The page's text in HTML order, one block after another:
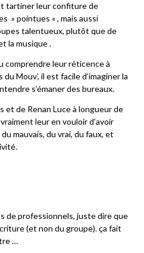
tartiner leur confiture de
» pointues « , mais aussi
talentueux, plutôt que de
la musique .
comprendre leur réticence à
Mouv’, il est facile d’imaginer la
s’émaner des bureaux.
et de Renan Luce à longueur de
leur en vouloir d’avoir
mauvais, du vrai, du faux, et
de professionnels, juste dire que
(et non du groupe). ça fait
…